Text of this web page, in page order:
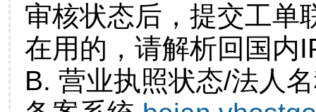
审核状态后，提交工单
在用的，请解析回国内
B. 营业执照状态/法人